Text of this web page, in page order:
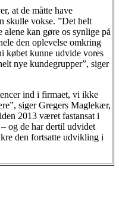
at de måtte have
skulle vokse. ”Det helt
kan gøre os synlige på
den oplevelse omkring
købet kunne udvide vores
nye kundegrupper”, siger
ind i firmaet, vi ikke
siger Gregers Maglekær,
2013 været fastansat i
og de har dertil udvidet
den fortsatte udvikling i